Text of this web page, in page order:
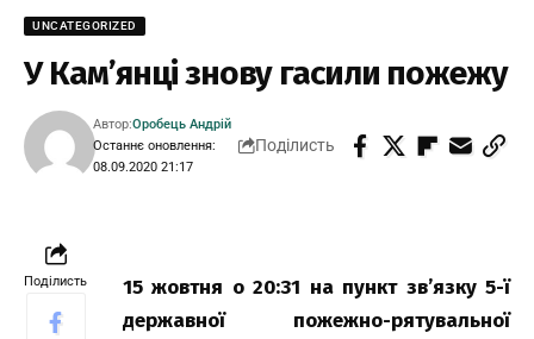
UNCATEGORIZED
У Кам’янці знову гасили пожежу
Останнє оновлення:
08.09.2020 21:17
Автор:Оробець Андрій
Поділисть
Поділисть
15 жовтня о 20:31 на пункт зв’язку 5-ї
державної пожежно-рятувальної